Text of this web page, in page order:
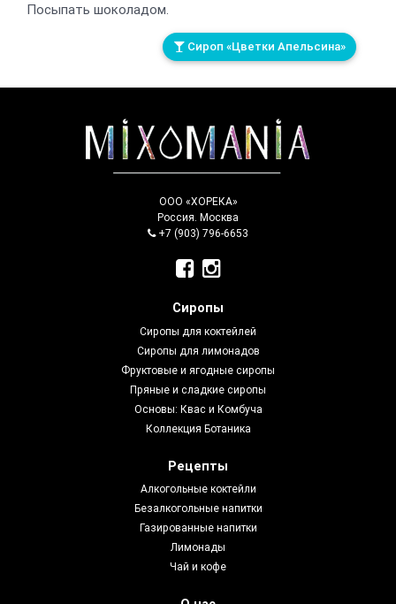
Посыпать шоколадом.
Сироп «Цветки Апельсина»
ООО «ХОРЕКА»
Россия. Москва
+7 (903) 796-6653
Сиропы
Сиропы для коктейлей
Сиропы для лимонадов
Фруктовые и ягодные сиропы
Пряные и сладкие сиропы
Основы: Квас и Комбуча
Коллекция Ботаника
Рецепты
Алкогольные коктейли
Безалкогольные напитки
Газированные напитки
Лимонады
Чай и кофе